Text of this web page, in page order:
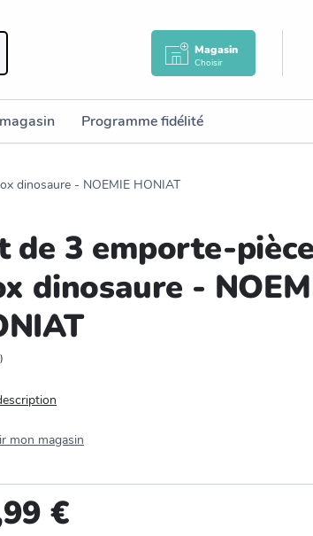
Magasin
Choisir
Programme fidélité
dinosaure - NOEMIE HONIAT
de 3 emporte-
dinosaure -
)
mon magasin
€